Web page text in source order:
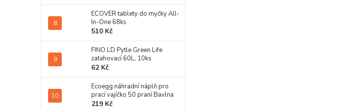
ECOVER tablety do myčky All-
In-One 68ks
510 Kč
FINO LD Pytle Green Life
zatahovací 60L, 10ks
62 Kč
Ecoegg náhradní náplň pro
prací vajíčko 50 praní Bavlna
219 Kč